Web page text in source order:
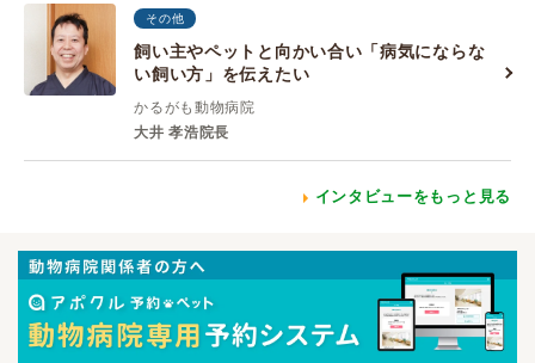
その他
飼い主やペットと向かい合い「病気にならな
い飼い方」を伝えたい
かるがも動物病院
大井 孝浩院長
インタビューをもっと見る